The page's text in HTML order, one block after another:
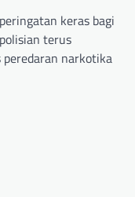
keras bagi
terus
narkotika